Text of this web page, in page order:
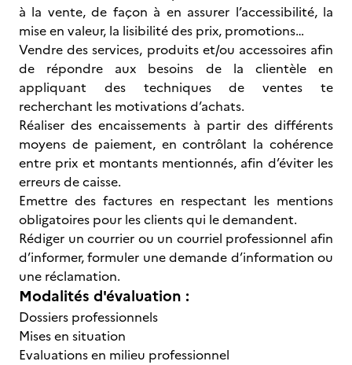
à la vente, de façon à en assurer l’accessibilité, la
mise en valeur, la lisibilité des prix, promotions…
Vendre des services, produits et/ou accessoires afin
de répondre aux besoins de la clientèle en
appliquant des techniques de ventes te
recherchant les motivations d’achats.
Réaliser des encaissements à partir des différents
moyens de paiement, en contrôlant la cohérence
entre prix et montants mentionnés, afin d’éviter les
erreurs de caisse.
Emettre des factures en respectant les mentions
obligatoires pour les clients qui le demandent.
Rédiger un courrier ou un courriel professionnel afin
d’informer, formuler une demande d’information ou
une réclamation.
Modalités d'évaluation :
Dossiers professionnels
Mises en situation
Evaluations en milieu professionnel